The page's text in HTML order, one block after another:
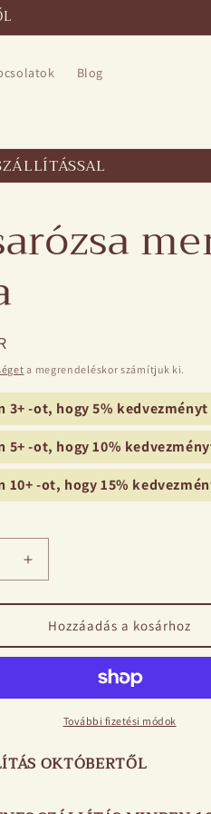
Blog
a megrendeléskor számítjuk ki.
3+ -ot, hogy 5%
5+ -ot, hogy 10%
10+ -ot, hogy 15%
Bazsarózsa
menyasszonyi
ruha
mennyiségének
növelése
Hozzáadás a kosárhoz
További fizetési módok
OKTÓBERTŐL